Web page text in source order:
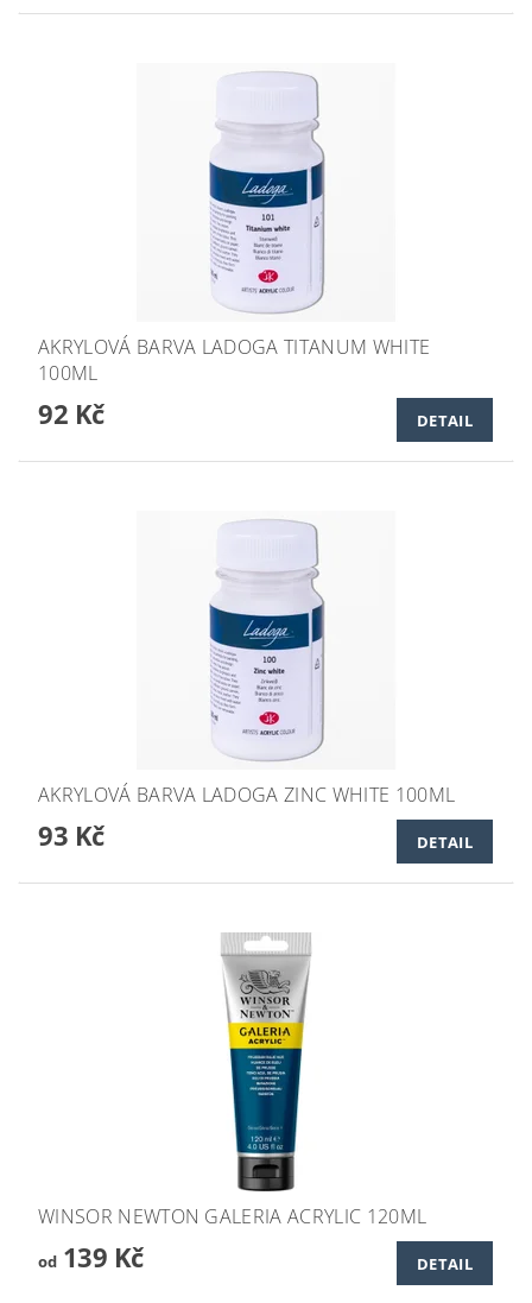
AKRYLOVÁ BARVA LADOGA TITANUM WHITE
100ML
92 Kč DETAIL
AKRYLOVÁ BARVA LADOGA ZINC WHITE 100ML
93 Kč DETAIL
WINSOR NEWTON GALERIA ACRYLIC 120ML
od139 Kč DETAIL